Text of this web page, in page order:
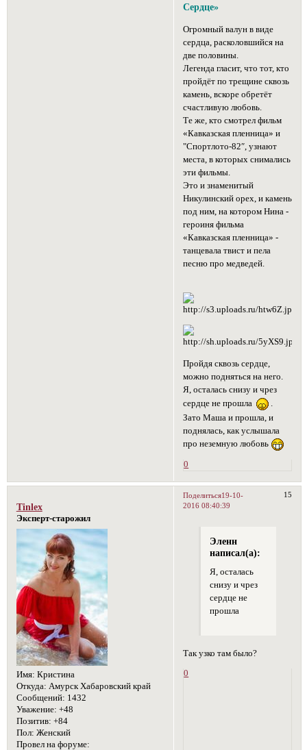
Сердце»
Огромный валун в виде
сердца, расколовшийся на
две половины.
Легенда гласит, что тот, кто
пройдёт по трещине сквозь
камень, вскоре обретёт
счастливую любовь.
Те же, кто смотрел фильм
«Кавказская пленница» и
"Спортлото-82″, узнают
места, в которых снимались
эти фильмы.
Это и знаменитый
Никулинский орех, и камень
под ним, на котором Нина -
героиня фильма
«Кавказская пленница» -
танцевала твист и пела
песню про медведей.
Пройдя сквозь сердце,
можно подняться на него.
Я, осталась снизу и чрез
сердце не прошла
.
Зато Маша и прошла, и
поднялась, как услышала
про неземную любовь
0
Поделиться 15
19-10-
2016 08:40:39
Tinlex
Эксперт-старожил
Имя: Кристина
Откуда: Амурск Хабаровский край
Сообщений: 1432
Уважение: +48
Позитив: +84
Пол: Женский
Провел на форуме:
Эленн
написал(а):
Я, осталась
снизу и чрез
сердце не
прошла
Так узко там было?
0